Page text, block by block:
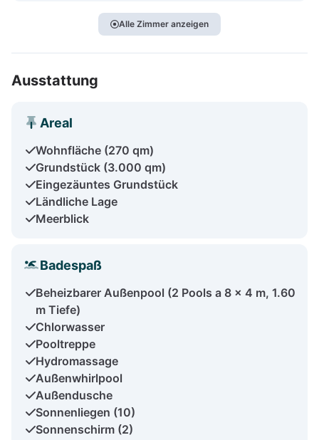
Alle Zimmer anzeigen
Ausstattung
Areal
Wohnfläche (270 qm)
Grundstück (3.000 qm)
Eingezäuntes Grundstück
Ländliche Lage
Meerblick
Badespaß
Beheizbarer Außenpool (2 Pools a 8 x 4 m, 1.60
m Tiefe)
Chlorwasser
Pooltreppe
Hydromassage
Außenwhirlpool
Außendusche
Sonnenliegen (10)
Sonnenschirm (2)